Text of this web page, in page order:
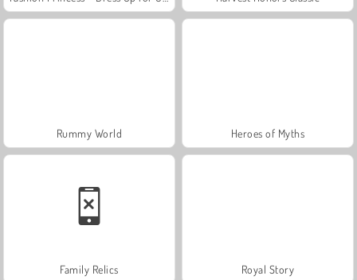
Rummy World Heroes of Myths
Family Relics Royal Story